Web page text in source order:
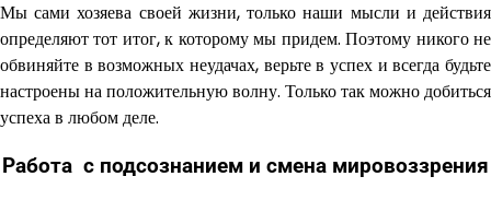
Мы сами хозяева своей жизни, только наши мысли и действия
определяют тот итог, к которому мы придем. Поэтому никого не
обвиняйте в возможных неудачах, верьте в успех и всегда будьте
настроены на положительную волну. Только так можно добиться
успеха в любом деле.
Работа с подсознанием и смена мировоззрения